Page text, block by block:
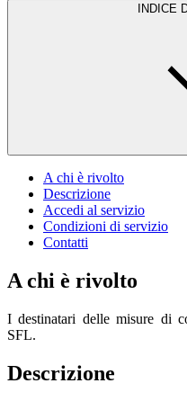
INDICE
A chi è rivolto
Descrizione
Accedi al servizio
Condizioni di servizio
Contatti
A chi è rivolto
I destinatari delle misure di
SFL.
Descrizione